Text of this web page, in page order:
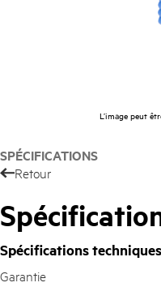
L’image peut
SPÉCIFICATIONS
Retour
Spécifications techniques
Garantie